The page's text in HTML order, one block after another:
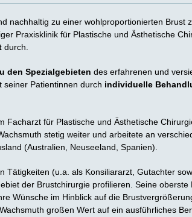
nachhaltig zu einer wohlproportionierten Brust
Praxisklinik für Plastische und Ästhetische
durch.
den Spezialgebieten des erfahrenen und
seiner Patientinnen durch individuelle
Facharzt für Plastische und Ästhetische
stetig weiter und arbeitete an
(Australien, Neuseeland, Spanien).
Tätigkeiten (u.a. als Konsiliararzt, Gutachter
der Brustchirurgie profilieren. Seine
Wünsche im Hinblick auf die
großen Wert auf ein ausführliches